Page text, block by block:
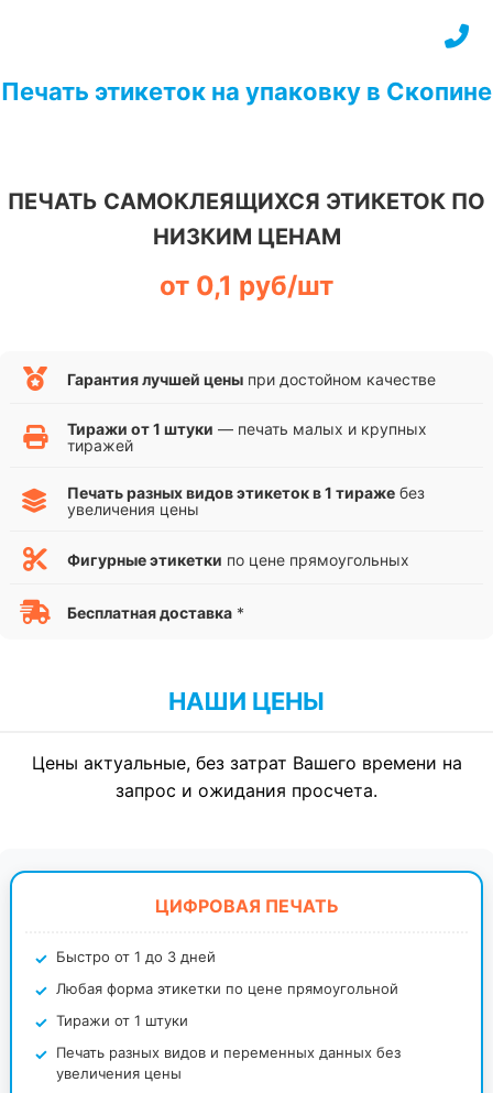
Печать этикеток на упаковку в Скопине
ПЕЧАТЬ САМОКЛЕЯЩИХСЯ ЭТИКЕТОК ПО
НИЗКИМ ЦЕНАМ
от 0,1 руб/шт
Гарантия лучшей цены при достойном качестве
Тиражи от 1 штуки — печать малых и крупных
тиражей
Печать разных видов этикеток в 1 тираже без
увеличения цены
Фигурные этикетки по цене прямоугольных
Бесплатная доставка *
НАШИ ЦЕНЫ
Цены актуальные, без затрат Вашего времени на
запрос и ожидания просчета.
ЦИФРОВАЯ ПЕЧАТЬ
Быстро от 1 до 3 дней
Любая форма этикетки по цене прямоугольной
Тиражи от 1 штуки
Печать разных видов и переменных данных без
увеличения цены